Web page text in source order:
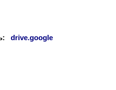
drive.google